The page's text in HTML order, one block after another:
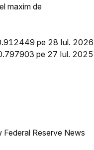
maxim de
pe 28 Iul. 2026
pe 27 Iul. 2025
Reserve News